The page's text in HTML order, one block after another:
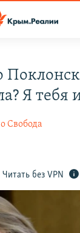
КРЫМА
11 ИСТОРИЙ
Я тебя
Свобода
Читать без VPN